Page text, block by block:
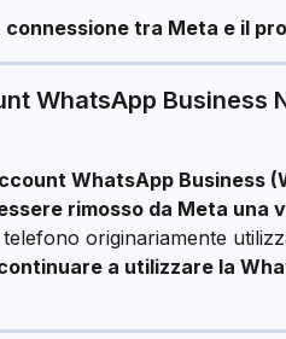
connessione tra Meta e il
WhatsApp Business
WhatsApp Business
rimosso da Meta una
originariamente
a utilizzare la